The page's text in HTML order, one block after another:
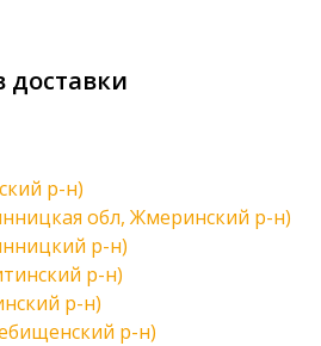
доставки
р-н)
обл, Жмеринский р-н)
р-н)
р-н)
р-н)
р-н)